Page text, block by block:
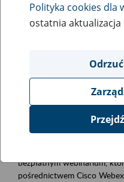
Rodzaj wydarzenia
bezpłatnym webinarium,
pośrednictwem Cisco
Polityka cookies dla
ostatnia aktualizacja